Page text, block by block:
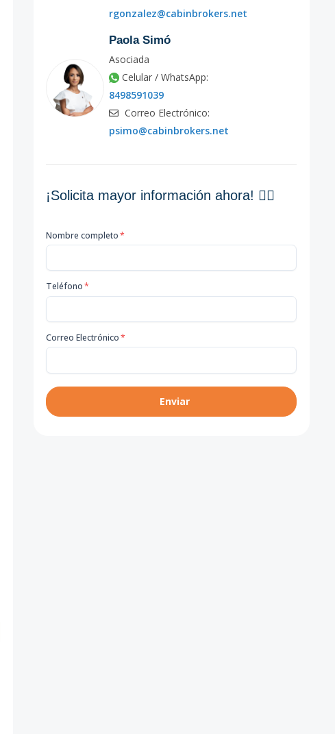
rgonzalez@cabinbrokers.net
Paola Simó
Asociada
Celular / WhatsApp:
8498591039
Correo Electrónico:
psimo@cabinbrokers.net
¡Solicita mayor información ahora! 👇🏽
Nombre completo*
Teléfono*
Correo Electrónico*
Enviar